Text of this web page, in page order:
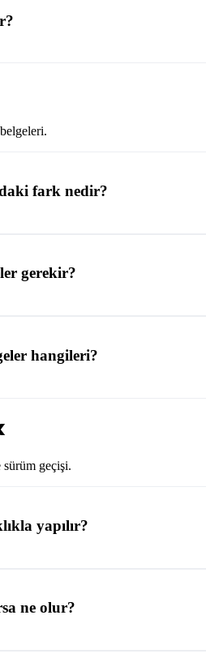
fark nedir?
gerekir?
hangileri?
geçişi.
yapılır?
ne olur?